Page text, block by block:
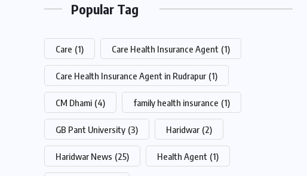
Popular Tag
Care (1) Care Health Insurance Agent (1)
Care Health Insurance Agent in Rudrapur (1)
CM Dhami (4) family health insurance (1)
GB Pant University (3) Haridwar (2)
Haridwar News (25) Health Agent (1)